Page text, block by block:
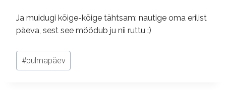
Ja muidugi kõige-kõige tähtsam: nautige oma erilist
päeva, sest see möödub ju nii ruttu :)
Post
Tags:
#pulmapäev